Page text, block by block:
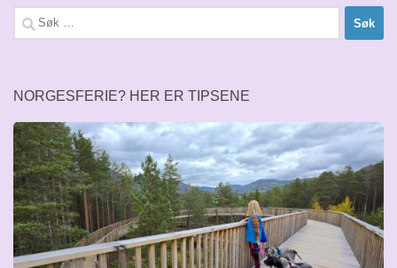
Søk
etter:
NORGESFERIE? HER ER TIPSENE